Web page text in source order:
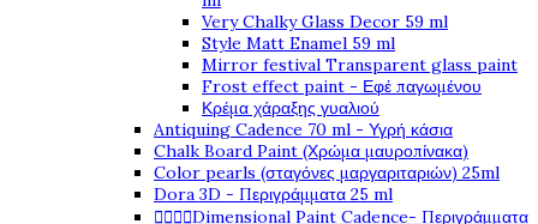
Very Chalky Glass Decor 59 ml
Style Matt Enamel 59 ml
Mirror festival Transparent glass paint
Frost effect paint - Εφέ παγωμένου
Κρέμα χάραξης γυαλιού
Antiquing Cadence 70 ml - Υγρή κάσια
Chalk Board Paint (Χρώμα μαυροπίνακα)
Color pearls (σταγόνες μαργαριταριών) 25ml
Dora 3D - Περιγράμματα 25 ml
Dimensional Paint Cadence- Περιγράμματα